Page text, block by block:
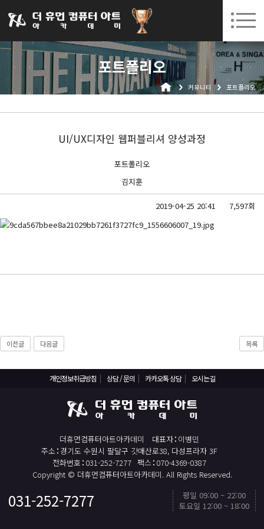
031-252-7277 수원캠퍼스 개강 08. 24.(월)
로그인 회원가입 고객센터
포트폴리오
커뮤니티 포트폴리오
UI/UX디자인 웹퍼블리셔 양성과정
포트폴리오
김지훈
2019-04-25 20:41 7,597회
이전글 다음글 목록
개인정보취급방침 상담 / 문의 카카오톡 상담 오시는길
더휴먼컴퓨터아트아카데미 대표자 이병민
주소 경기도 수원시 팔달구 갓매산로38, 다성프라자 3F
전화번호 031-252-7277 팩스 070-4369-0387
Copyright © 더휴먼컴퓨터아트아카데미. All Rights Reserved.
031-252-7277
평일 09:00 ~ 22:00
토요일 12:00 ~ 18:00
TOP
아카데미소개
인사말
시설안내
실업자
디지털컨버전스 자바(JAVA)개발자(전자정부 프레임워크/SPRING)
컴퓨터활용능력2급(필기+실기) 및 ITQ자격증 취득(한글,엑셀,파워포인트)
직업상담사 2급 (필기+실기) 자격증 취득과정
포토샵 자격증 취득과정(GTQ1급)
일러스트 자격증 취득과정(GTQi 1급)
전산회계 1급 / FAT 1급 자격증 취득과정